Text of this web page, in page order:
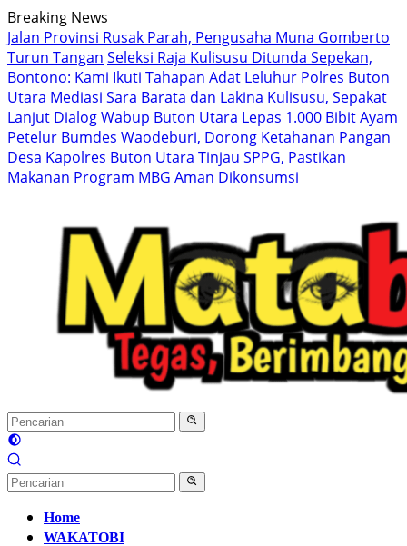
Langsung
ke
konten
Breaking News
Jalan Provinsi Rusak Parah, Pengusaha Muna Gomberto
Turun Tangan Seleksi Raja Kulisusu Ditunda Sepekan,
Bontono: Kami Ikuti Tahapan Adat Leluhur Polres Buton
Utara Mediasi Sara Barata dan Lakina Kulisusu, Sepakat
Lanjut DialogWabup Buton Utara Lepas 1.000 Bibit Ayam
Petelur Bumdes Waodeburi, Dorong Ketahanan Pangan
Desa Kapolres Buton Utara Tinjau SPPG, Pastikan
Makanan Program MBG Aman Dikonsumsi
Home
WAKATOBI